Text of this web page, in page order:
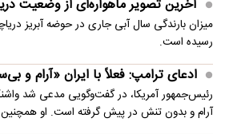
آخرین تصویر ماهواره‌ای از وضعیت
رسیده است.
ادعای ترامپ: فعلاً با ایران «آرام و
رئیس‌جمهور آمریکا، در گفت‌وگویی مدعی شد
آرام و بدون تنش در پیش گرفته است. او همچنین